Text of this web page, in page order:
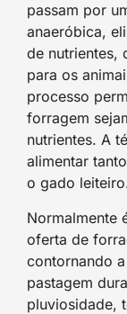
passam por
anaeróbica,
de nutrientes,
para os
processo
forragem
nutrientes. A
alimentar
o gado
Normalmente
oferta de
contornando
pastagem
pluviosidade,